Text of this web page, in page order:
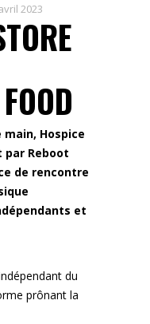
2023
main, Hospice
par Reboot
de rencontre
et
du
prônant la